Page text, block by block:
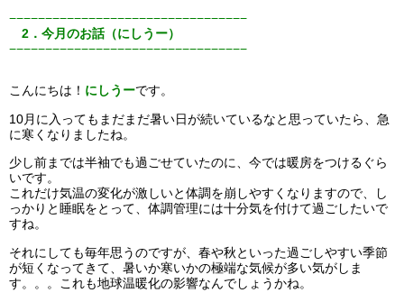
−−−−−−−−−−−−−−−−−−−−−−−−−−−−−−−−−
2．今月のお話（にしうー）
−−−−−−−−−−−−−−−−−−−−−−−−−−−−−−−−−
こんにちは！ にしうーです。
10月に入ってもまだまだ暑い日が続いているなと思っていたら、急
に寒くなりましたね。
少し前までは半袖でも過ごせていたのに、今では暖房をつけるぐら
いです。
これだけ気温の変化が激しいと体調を崩しやすくなりますので、し
っかりと睡眠をとって、体調管理には十分気を付けて過ごしたいで
すね。
それにしても毎年思うのですが、春や秋といった過ごしやすい季節
が短くなってきて、暑いか寒いかの極端な気候が多い気がしま
す。。。これも地球温暖化の影響なんでしょうかね。